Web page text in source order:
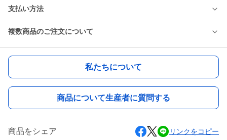
支払い方法
複数商品のご注文について
私たちについて
商品について生産者に質問する
商品をシェア リンクをコピー